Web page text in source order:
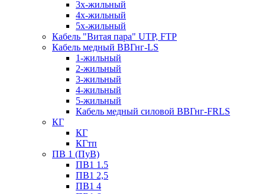
3х-жильный
4х-жильный
5х-жильный
Кабель "Витая пара" UTP, FTP
Кабель медный ВВГнг-LS
1-жильный
2-жильный
3-жильный
4-жильный
5-жильный
Кабель медный силовой ВВГнг-FRLS
КГ
КГ
КГтп
ПВ 1 (ПуВ)
ПВ1 1.5
ПВ1 2,5
ПВ1 4